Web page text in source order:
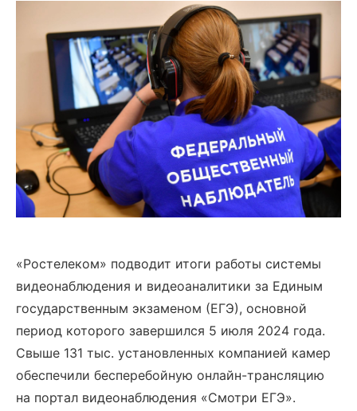
«Ростелеком» подводит итоги работы системы
видеонаблюдения и видеоаналитики за Единым
государственным экзаменом (ЕГЭ), основной
период которого завершился 5 июля 2024 года.
Свыше 131 тыс. установленных компанией камер
обеспечили бесперебойную онлайн-трансляцию
на портал видеонаблюдения «Смотри ЕГЭ».